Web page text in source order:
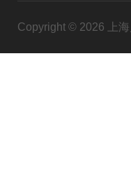
Copyright © 2026 上